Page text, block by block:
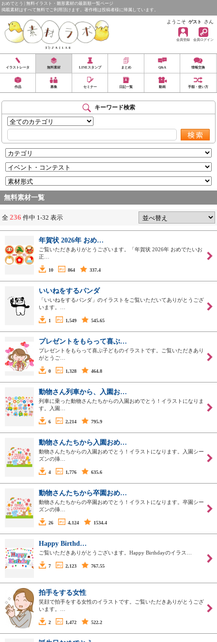
おめでとう | 無料イラスト・雛形素材の最新順一覧ページ
掲載素材はすべて無料でご利用頂けます。著作権は投稿者様に帰属しています。
ようこそ ゲスト さん
会員登録 会員ログイン
イラストレータ 無料素材 LINEスタンプ まとめ Q&A 情報交換
作品 募集 セミナー 日記一覧 動画 手順・使い方
キーワード検索
無料素材一覧
全 236 件中 1-32 表示
年賀状 2026年 おめ…
ご覧いただきありがとうございます。「年賀状 2026年 おめでたいお
正…
10 864 337.4
いいねをするパンダ
「いいねをするパンダ」のイラストをご覧いただいてありがとうござ
います。…
1 1,549 545.65
プレゼントをもらって喜ぶ…
プレゼントをもらって喜ぶ子どものイラストです。ご覧いただきあり
がとうご…
0 1,328 464.8
動物さん列車から、入園お…
列車に乗った動物さんたちからの入園おめでとう！イラストになりま
す。入園…
6 2,214 795.9
動物さんたちから入園おめ…
動物さんたちからの入園おめでとう！イラストになります。入園シー
ズンの挿…
4 1,776 635.6
動物さんたちから卒園おめ…
動物さんたちからの卒園おめでとう！イラストになります。卒園シー
ズンの挿…
26 4,124 1534.4
Happy Birthd…
ご覧いただきありがとうございます。Happy Birthdayのイラス…
7 2,123 767.55
拍手をする女性
笑顔で拍手をする女性のイラストです。ご覧いただきありがとうござ
います。…
2 1,472 522.2